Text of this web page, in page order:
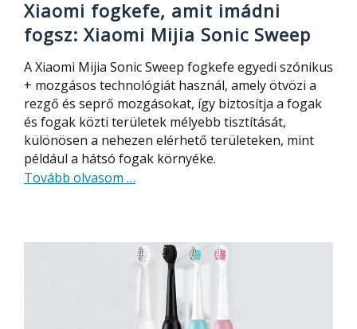
Xiaomi fogkefe, amit imádni
fogsz: Xiaomi Mijia Sonic Sweep
A Xiaomi Mijia Sonic Sweep fogkefe egyedi szónikus
+ mozgásos technológiát használ, amely ötvözi a
rezgő és seprő mozgásokat, így biztosítja a fogak
és fogak közti területek mélyebb tisztítását,
különösen a nehezen elérhető területeken, mint
például a hátsó fogak környéke.
Tovább olvasom about
rendkívül
hatékony
fogkefe,
…